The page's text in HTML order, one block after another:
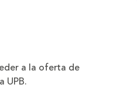
a la oferta de
UPB.